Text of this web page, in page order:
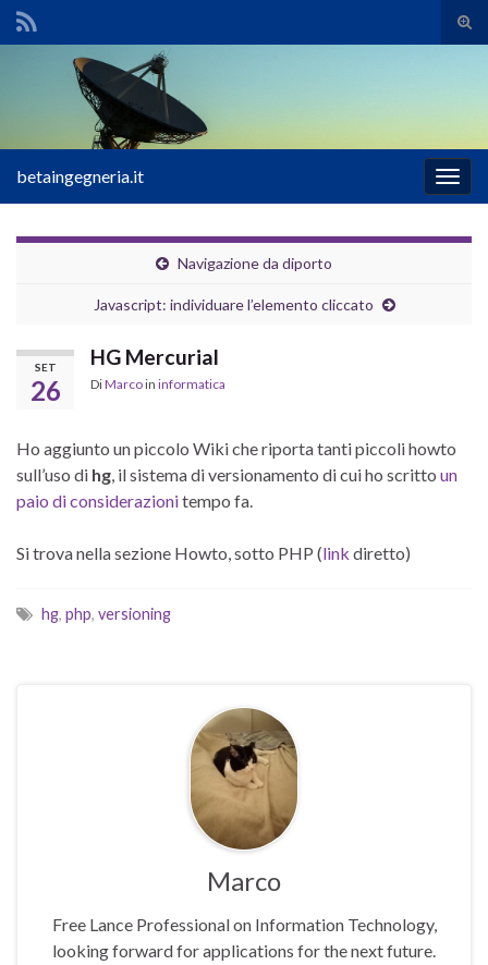
il
Search for:
la
betaingegneria.it
Navigazione da diporto
Javascript: individuare l’elemento cliccato
SET
26
HG Mercurial
DiMarcoin informatica
Ho aggiunto un piccolo Wiki che riporta tanti piccoli howto
sull’uso di hg , il sistema di versionamento di cui ho scritto un
paio di considerazionitempo fa.
Si trova nella sezione Howto, sotto PHP (link diretto)
hg, php, versioning
Marco
Free Lance Professional on Information Technology,
looking forward for applications for the next future.